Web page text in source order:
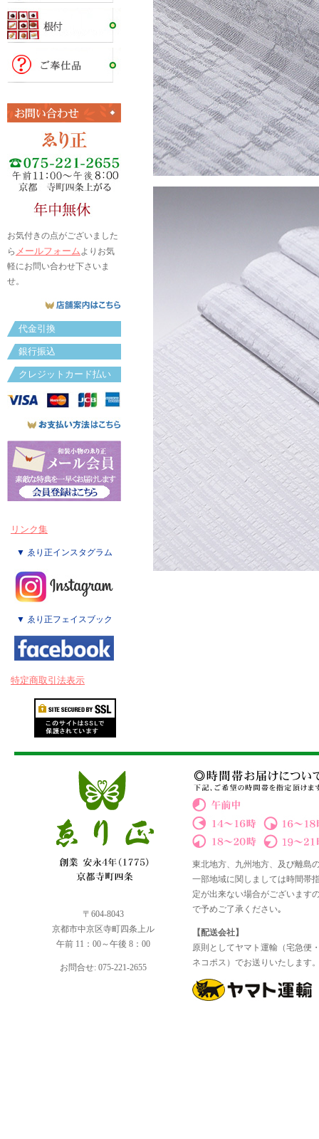
お気付きの点がございました
ら メールフォームよりお気
軽にお問い合わせ下さいま
せ。
代金引換
銀行振込
クレジットカード払い
リンク集
▼ ゑり正インスタグラム
▼ ゑり正フェイスブック
特定商取引法表示
〒604-8043
京都市中京区寺町四条上ル
午前 11：00～午後 8：00
お問合せ: 075-221-2655
東北地方、九州地方、及び離島
一部地域に関しましては時間帯
定が出来ない場合がございます
で予めご了承ください｡
【配送会社】
原則としてヤマト運輸（宅急便
ネコポス）でお送りいたします